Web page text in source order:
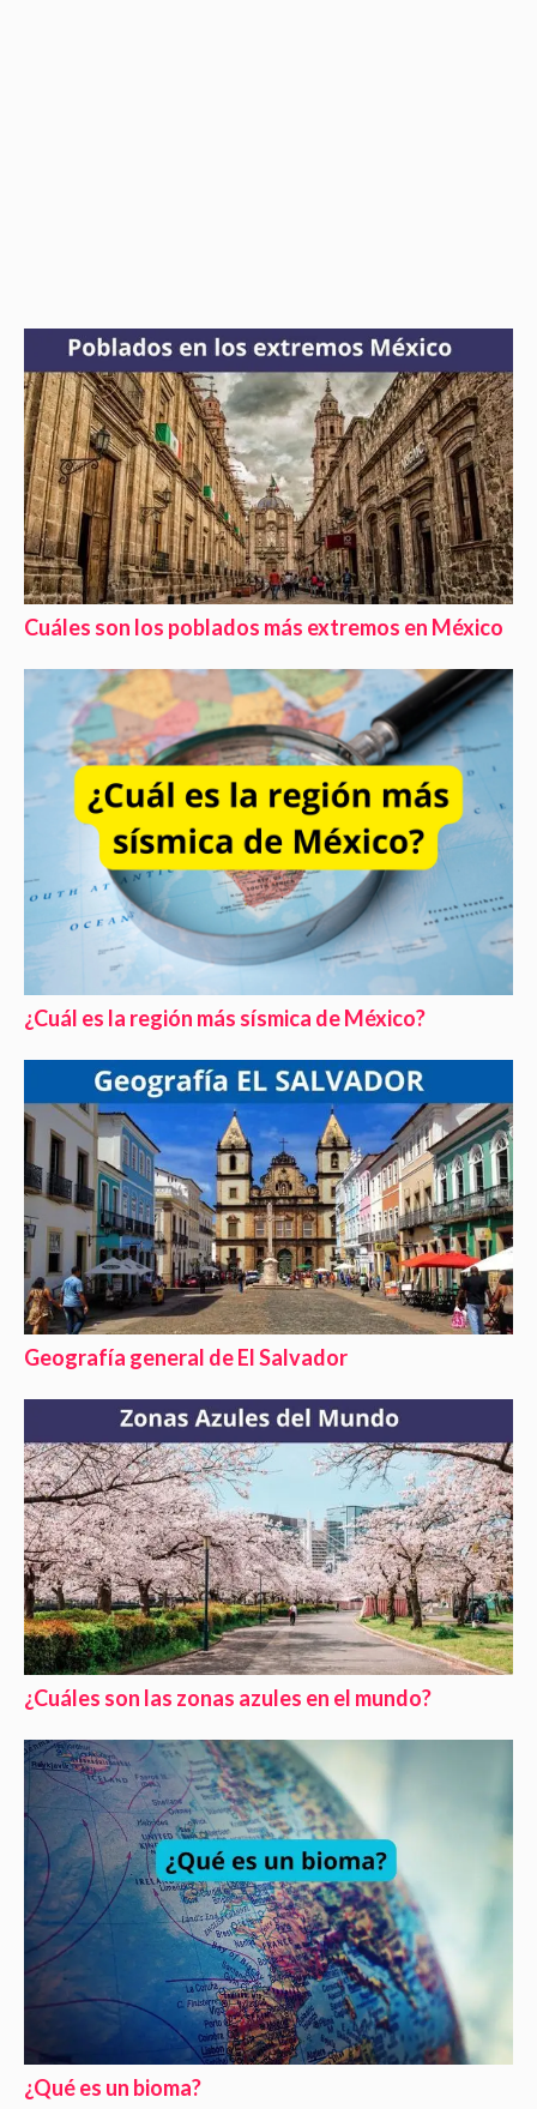
Cuáles son los poblados más extremos en México
¿Cuál es la región más sísmica de México?
Geografía general de El Salvador
¿Cuáles son las zonas azules en el mundo?
¿Qué es un bioma?